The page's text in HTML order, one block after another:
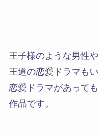
王子様のような男性
王道の恋愛ドラマもい
恋愛ドラマがあって
作品です。